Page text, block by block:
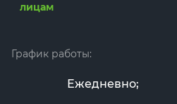
лицам
График работы:
Ежедневно;